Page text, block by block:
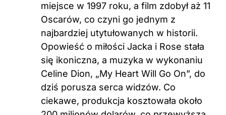
miejsce w 1997 roku, a film zdobył aż 11
Oscarów, co czyni go jednym z
najbardziej utytułowanych w historii.
Opowieść o miłości Jacka i Rose stała
się ikoniczna, a muzyka w wykonaniu
Celine Dion, „My Heart Will Go On”, do
dziś porusza serca widzów. Co
ciekawe, produkcja kosztowała około